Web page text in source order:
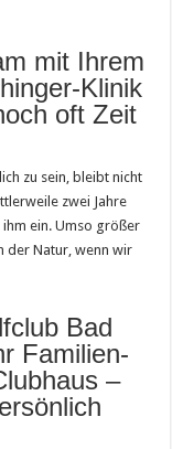
mit Ihrem
Klinik
oft Zeit
zu sein, bleibt nicht
zwei Jahre
ein. Umso größer
der Natur, wenn wir
Bad
Familien-
–